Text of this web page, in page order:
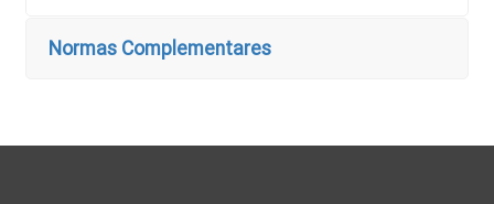
Normas Complementares